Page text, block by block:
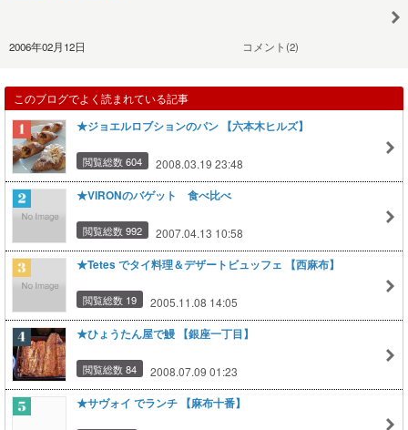
2006年02月12日 コメント(2)
このブログでよく読まれている記事
★ジョエルロブションのパン 【六本木ヒルズ】
閲覧総数 604 2008.03.19 23:48
★VIRONのバゲット 食べ比べ
閲覧総数 992 2007.04.13 10:58
★Tetes でタイ料理＆デザートビュッフェ 【西麻布】
閲覧総数 19 2005.11.08 14:05
★ひょうたん屋で鰻 【銀座一丁目】
閲覧総数 84 2008.07.09 01:23
★サヴォイ でランチ 【麻布十番】